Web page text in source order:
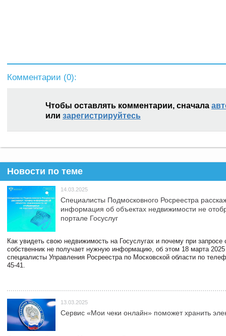
Комментарии (0):
Чтобы оставлять комментарии, сначала
или зарегистрируйтесь
Новости по теме
14.03.2025
Специалисты Подмосковного Росреестра
информация об объектах недвижимости не
портале Госуслуг
Как увидеть свою недвижимость на Госуслугах и почему при запросе
собственник не получает нужную информацию, об этом 18 марта 2025
специалисты Управления Росреестра по Московской области по
45-41.
13.03.2025
Сервис «Мои чеки онлайн» поможет хранить